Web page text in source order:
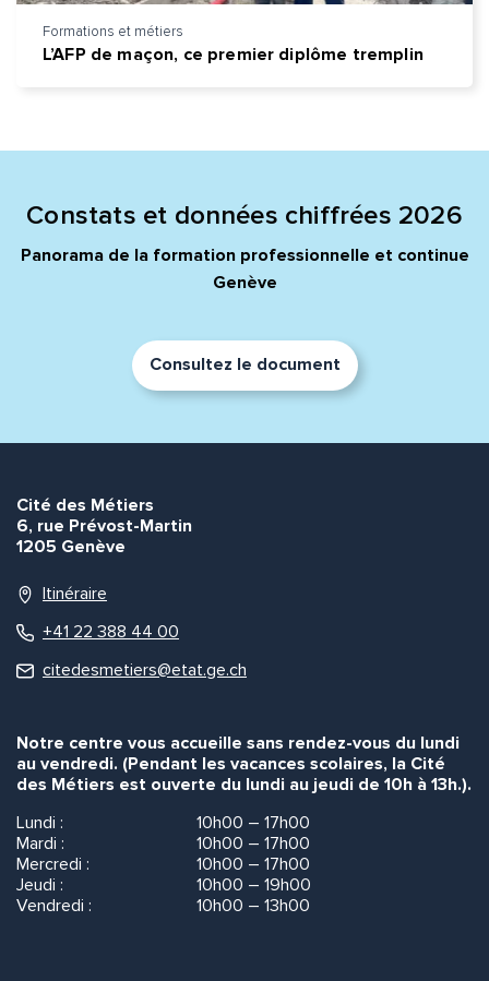
Formations et métiers
L’AFP de maçon, ce premier diplôme tremplin
Constats et données chiffrées 2026
Panorama de la formation professionnelle et continue
Genève
Consultez le document
Cité des Métiers
6, rue Prévost-Martin
1205 Genève
Itinéraire
+41 22 388 44 00
citedesmetiers@etat.ge.ch
Notre centre vous accueille sans rendez-vous du lundi
au vendredi. (Pendant les vacances scolaires, la Cité
des Métiers est ouverte du lundi au jeudi de 10h à 13h.).
Lundi :
10h00 – 17h00
Mardi :
10h00 – 17h00
Mercredi :
10h00 – 17h00
Jeudi :
10h00 – 19h00
Vendredi :
10h00 – 13h00